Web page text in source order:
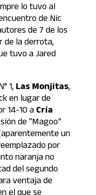
lo tuvo al
de Nic
de 7 de los
de la derrota,
tuvo a Jared
1, Las Monjitas,
en lugar de
14-10 a Cría
de “Magoo”
un
por
naranja no
del segundo
ventaja de
el que se